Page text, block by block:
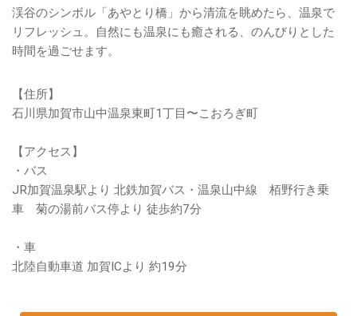
渓谷のシンボル「あやとり橋」から清流を眺めたら、温泉で
リフレッシュ。自然にも温泉にも癒される、のんびりとした
時間を過ごせます。
【住所】
石川県加賀市山中温泉東町1丁目〜こおろぎ町
【アクセス】
・バス
JR加賀温泉駅より 北鉄加賀バス・温泉山中線 栢野行き乗
車 菊の湯前バス停より 徒歩約7分
・車
北陸自動車道 加賀ICより 約19分